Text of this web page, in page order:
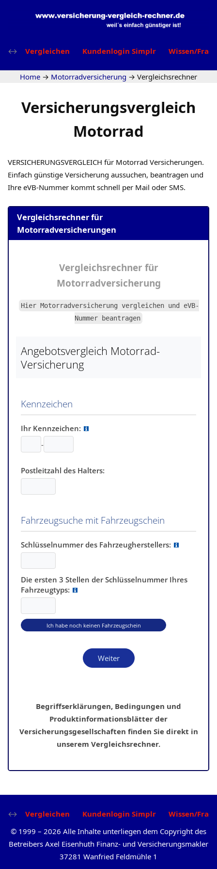
Vergleichen Kundenlogin Simplr Wissen/
Home → Motorradversicherung → Vergleichsrechner
Versicherungsvergleich
Motorrad
VERSICHERUNGSVERGLEICH für Motorrad Versicherungen.
Einfach günstige Versicherung aussuchen, beantragen und
Ihre eVB-Nummer kommt schnell per Mail oder SMS.
Vergleichsrechner für
Motorradversicherungen
Vergleichsrechner für
Motorradversicherung
Hier Motorradversicherung vergleichen und eVB-
Nummerbeantragen
Begriffserklärungen, Bedingungen und
Produktinformationsblätter der
Versicherungsgesellschaften finden Sie direkt in
unserem Vergleichsrechner.
Vergleichen Kundenlogin Simplr
Wissen/
© 1999 – 2026 Alle Inhalte unterliegen dem Copyright des
Betreibers Axel Eisenhuth Finanz- und Versicherungsmakler
37281 Wanfried Feldmühle 1